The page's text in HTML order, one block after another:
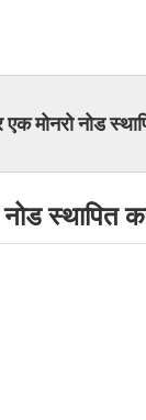
मोनरो नोड
स्थापित